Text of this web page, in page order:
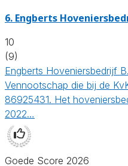
6. Engberts
10
(9)
Engberts Hoveniersbedrijf
Vennootschap die bij de
86925431. Het
2022…
Goede Score 2026